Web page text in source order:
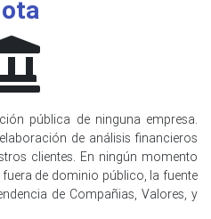
pública de ninguna empresa.
de análisis financieros
clientes. En ningún momento
de dominio público, la fuente
de Compañias, Valores, y